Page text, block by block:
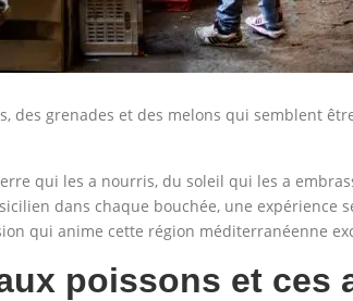
des grenades et des melons qui semblent
qui les a nourris, du soleil qui les a
dans chaque bouchée, une expérience
qui anime cette région méditerranéenne
poissons et ces